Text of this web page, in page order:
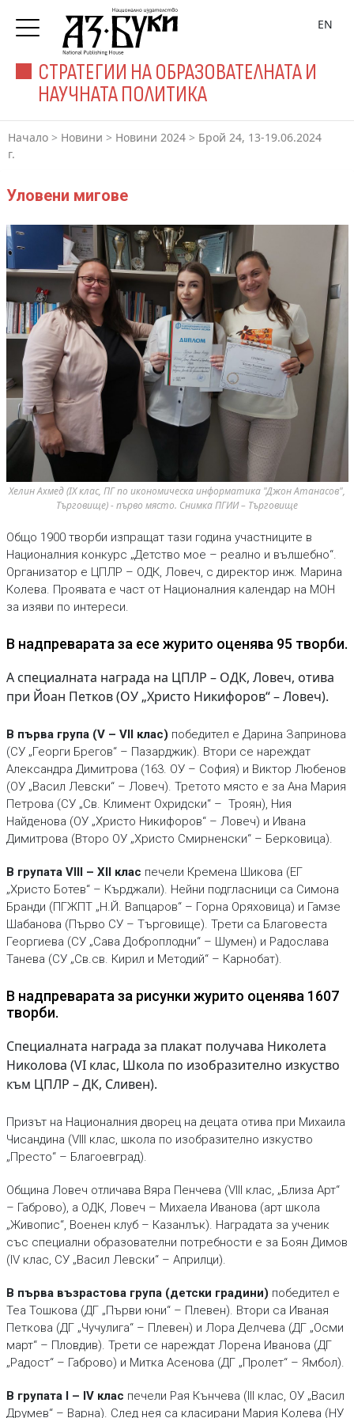
СТРАТЕГИИ НА ОБРАЗОВАТЕЛНАТА И
НАУЧНАТА ПОЛИТИКА
EN
Начало > Новини > Новини 2024 > Брой 24, 13-19.06.2024
г.
Уловени мигове
Хелин Ахмед (IX клас, ПГ по икономическа информатика "Джон Атанасов",
Търговище) - първо място. Снимка ПГИИ – Търговище
Общо 1900 творби изпращат тази година участниците в
Националния конкурс „Детство мое – реално и вълшебно“.
Организатор е ЦПЛР – ОДК, Ловеч, с директор инж. Марина
Колева. Проявата е част от Националния календар на МОН
за изяви по интереси.
В надпреварата за есе журито оценява 95 творби.
А специалната награда на ЦПЛР – ОДК, Ловеч, отива
при Йоан Петков (ОУ „Христо Никифоров“ – Ловеч).
В първа група (V – VII клас) победител е Дарина Запринова
(СУ „Георги Брегов“ – Пазарджик). Втори се нареждат
Александра Димитрова (163. ОУ – София) и Виктор Любенов
(ОУ „Васил Левски“ – Ловеч). Третото място е за Ана Мария
Петрова (СУ „Св. Климент Охридски“ – Троян), Ния
Найденова (ОУ „Христо Никифоров“ – Ловеч) и Ивана
Димитрова (Второ ОУ „Христо Смирненски“ – Берковица).
В групата VIII – XII клас печели Кремена Шикова (ЕГ
„Христо Ботев“ – Кърджали). Нейни подгласници са Симона
Бранди (ПГЖПТ „Н.Й. Вапцаров“ – Горна Оряховица) и Гамзе
Шабанова (Първо СУ – Търговище). Трети са Благовеста
Георгиева (СУ „Сава Доброплодни“ – Шумен) и Радослава
Танева (СУ „Св.св. Кирил и Методий“ – Карнобат).
В надпреварата за рисунки журито оценява 1607
творби.
Специалната награда за плакат получава Николета
Николова (VI клас, Школа по изобразително изкуство
към ЦПЛР – ДК, Сливен).
Призът на Националния дворец на децата отива при Михаила
Чисандина (VIII клас, школа по изобразително изкуство
„Престо“ – Благоевград).
Община Ловеч отличава Вяра Пенчева (VIII клас, „Близа Арт“
– Габрово), а ОДК, Ловеч – Михаела Иванова (арт школа
„Живопис“, Военен клуб – Казанлък). Наградата за ученик
със специални образователни потребности е за Боян Димов
(IV клас, СУ „Васил Левски“ – Априлци).
В първа възрастова група (детски градини) победител е
Tea Тошкова (ДГ „Първи юни“ – Плевен). Втори са Иваная
Петкова (ДГ „Чучулига“ – Плевен) и Лора Делчева (ДГ „Осми
март“ – Пловдив). Трети се нареждат Лорена Иванова (ДГ
„Радост“ – Габрово) и Митка Асенова (ДГ „Пролет“ – Ямбол).
В групата I – IV клас печели Рая Кънчева (III клас, ОУ „Васил
Друмев“ – Варна). След нея са класирани Мария Колева (НУ